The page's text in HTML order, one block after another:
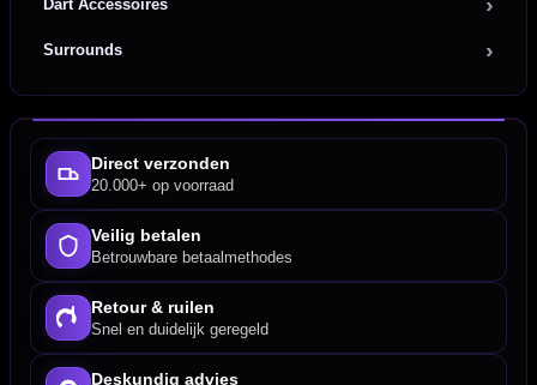
Dart Accessoires
Surrounds
Direct verzonden
20.000+ op voorraad
Veilig betalen
Betrouwbare betaalmethodes
Retour & ruilen
Snel en duidelijk geregeld
Deskundig advies